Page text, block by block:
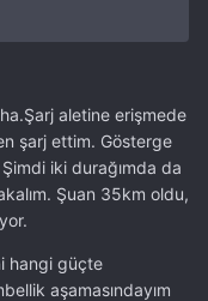
süresi
daha fazla keyif
aletine erişmede
şarj ettim. Gösterge
iki durağımda da
Şuan 35km oldu,
hangi güçte
aşamasındayım